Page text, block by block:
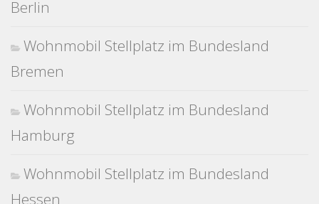
Berlin
Wohnmobil Stellplatz im Bundesland
Bremen
Wohnmobil Stellplatz im Bundesland
Hamburg
Wohnmobil Stellplatz im Bundesland
Hessen